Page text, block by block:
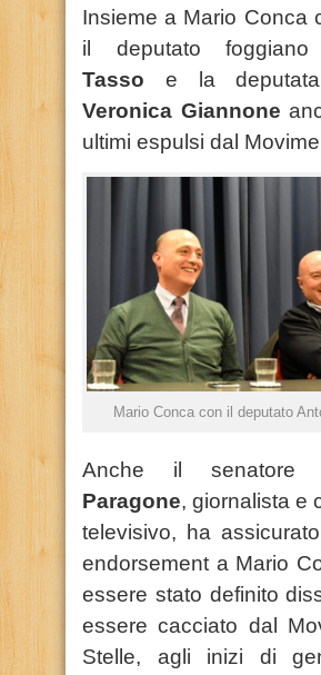
Insieme a Mario Conca
il deputato
Tasso e la
Veronica Giannone
ultimi espulsi dal
Mario Conca con il deputato
Anche il senatore
Paragone, giornalista e
televisivo, ha
endorsement a Mario
essere stato definito
essere cacciato dal
Stelle, agli inizi di